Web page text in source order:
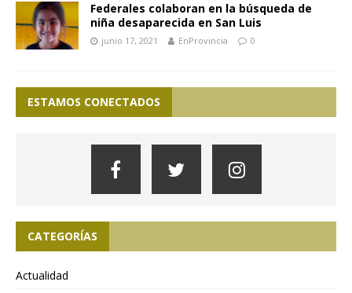
Federales colaboran en la búsqueda de
niña desaparecida en San Luis
junio 17, 2021 EnProvincia 0
ESTAMOS CONECTADOS
CATEGORÍAS
Actualidad